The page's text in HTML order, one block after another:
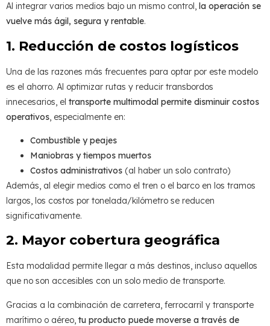
Al integrar varios medios bajo un mismo control, la operación se
vuelve más ágil, segura y rentable.
1. Reducción de costos logísticos
Una de las razones más frecuentes para optar por este modelo
es el ahorro. Al optimizar rutas y reducir transbordos
innecesarios, el transporte multimodal permite disminuir costos
operativos , especialmente en:
Combustible y peajes
Maniobras y tiempos muertos
Costos administrativos (al haber un solo contrato)
Además, al elegir medios como el tren o el barco en los tramos
largos, los costos por tonelada/kilómetro se reducen
significativamente.
2. Mayor cobertura geográfica
Esta modalidad permite llegar a más destinos, incluso aquellos
que no son accesibles con un solo medio de transporte.
Gracias a la combinación de carretera, ferrocarril y transporte
marítimo o aéreo, tu producto puede moverse a través de